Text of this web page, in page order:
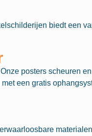
biedt een
posters scheuren
een gratis